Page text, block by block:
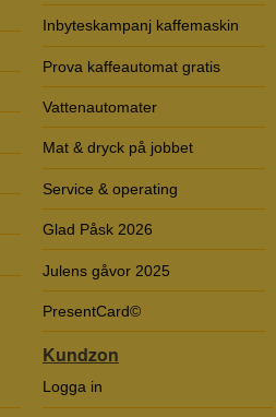
Inbyteskampanj kaffemaskin
Prova kaffeautomat gratis
Vattenautomater
Mat & dryck på jobbet
Service & operating
Glad Påsk 2026
Julens gåvor 2025
PresentCard©
Kundzon
Logga in